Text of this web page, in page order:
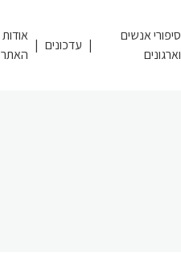
סיפורי אנשים
וארגונים
עדכונים
אודות
האתר